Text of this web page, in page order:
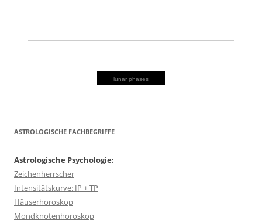
lunar phases
ASTROLOGISCHE FACHBEGRIFFE
Astrologische Psychologie:
Zeichenherrscher
Intensitätskurve: IP + TP
Häuserhoroskop
Mondknotenhoroskop